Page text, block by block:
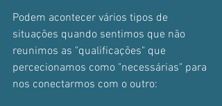
Podem acontecer vários tipos de
situações quando sentimos que não
reunimos as "qualificações" que
percecionamos como "necessárias" para
nos conectarmos com o outro: